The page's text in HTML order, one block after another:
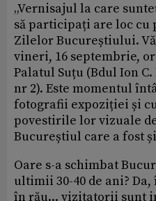
„Vernisajul la care
să participați are loc
Zilelor Bucureștiului.
vineri, 16 septembrie,
Palatul Suțu (Bdul Ion
nr 2). Este momentul
fotografii expoziției și
povestirile lor vizuale
Bucureștiul care a fost
Oare s-a schimbat
ultimii 30-40 de ani? Da,
în rău... vizitatorii sunt